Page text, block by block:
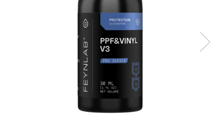
Paste Polish Gama Marină